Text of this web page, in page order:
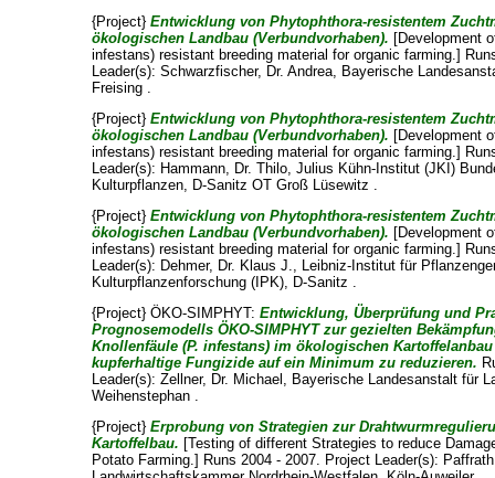
{Project}Entwicklung von Phytophthora-resistentem
ökologischen Landbau (Verbundvorhaben). [Development
infestans) resistant breeding material for organic farming.]
Leader(s):Schwarzfischer, Dr. Andrea, Bayerische
Freising .
{Project}Entwicklung von Phytophthora-resistentem
ökologischen Landbau (Verbundvorhaben). [Development
infestans) resistant breeding material for organic farming.]
Leader(s): Hammann, Dr. Thilo, Julius Kühn-Institut (JKI)
Kulturpflanzen, D-Sanitz OT Groß Lüsewitz .
{Project}Entwicklung von Phytophthora-resistentem
ökologischen Landbau (Verbundvorhaben). [Development
infestans) resistant breeding material for organic farming.]
Leader(s): Dehmer, Dr. Klaus J., Leibniz-Institut für
Kulturpflanzenforschung (IPK), D-Sanitz .
{Project} ÖKO-SIMPHYT:Entwicklung, Überprüfung und
Prognosemodells ÖKO-SIMPHYT zur gezielten
Knollenfäule (P. infestans) im ökologischen
kupferhaltige Fungizide auf ein Minimum zu reduzieren.
Leader(s):Zellner, Dr. Michael , Bayerische Landesanstalt für
Weihenstephan .
{Project}Erprobung von Strategien zur
Kartoffelbau. [Testing of different Strategies to reduce
Potato Farming.] Runs 2004 - 2007. Project Leader(s):